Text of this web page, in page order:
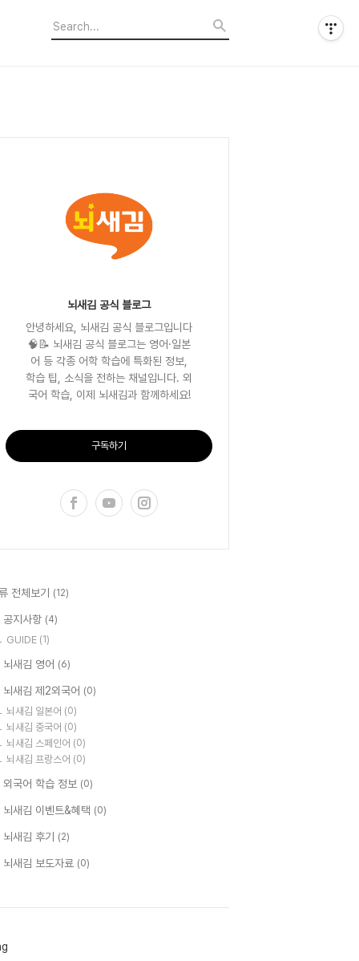
뇌새김 공식 블로그
안녕하세요, 뇌새김 공식 블로그입니다
🧠📝 뇌새김 공식 블로그는 영어·일본
어 등 각종 어학 학습에 특화된 정보,
학습 팁, 소식을 전하는 채널입니다. 외
국어 학습, 이제 뇌새김과 함께하세요!
구독하기
전체보기 (12)
공지사항 (4)
GUIDE (1)
새김 영어 (6)
새김 제2외국어 (0)
뇌새김 일본어 (0)
뇌새김 중국어 (0)
뇌새김 스페인어 (0)
뇌새김 프랑스어 (0)
외국어 학습 정보 (0)
뇌새김 이벤트&혜택 (0)
새김 후기 (2)
새김 보도자료 (0)